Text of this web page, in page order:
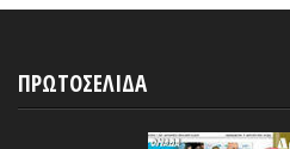
ΠΡΩΤΟΣΕΛΙΔΑ